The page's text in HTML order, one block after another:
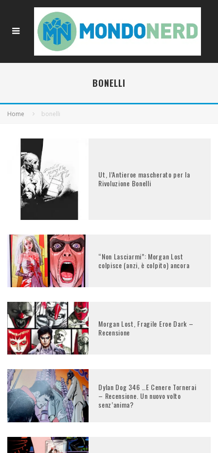
BONELLI
Home bonelli
Ut, l’Antieroe mascherato per la
Rivoluzione Bonelli
“Non Lasciarmi”: Morgan Lost
colpisce (anzi, è colpito) ancora
Morgan Lost, Fragile Eroe Dark –
Recensione
Dylan Dog 346 …E Cenere Tornerai
– Recensione. Un nuovo volto
senz’anima?